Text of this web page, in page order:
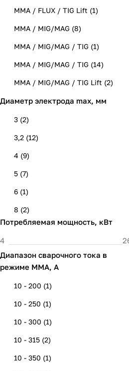
MMA / FLUX / TIG Lift (1)
MMA / MIG/MAG (8)
MMA / MIG/MAG / TIG (1)
ММА / MIG/MAG / TIG (14)
ММА / MIG/MAG / TIG Lift (2)
ММА / MIG/MAG / TIG Lift /
Диаметр электрода max, мм
3 (2)
3,2 (12)
4 (9)
5 (7)
6 (1)
8 (2)
Потребляемая мощность, кВт
Диапазон сварочного тока в
режиме ММА, А
10 - 200 (1)
10 - 250 (1)
10 - 300 (1)
10 - 315 (2)
10 - 350 (1)